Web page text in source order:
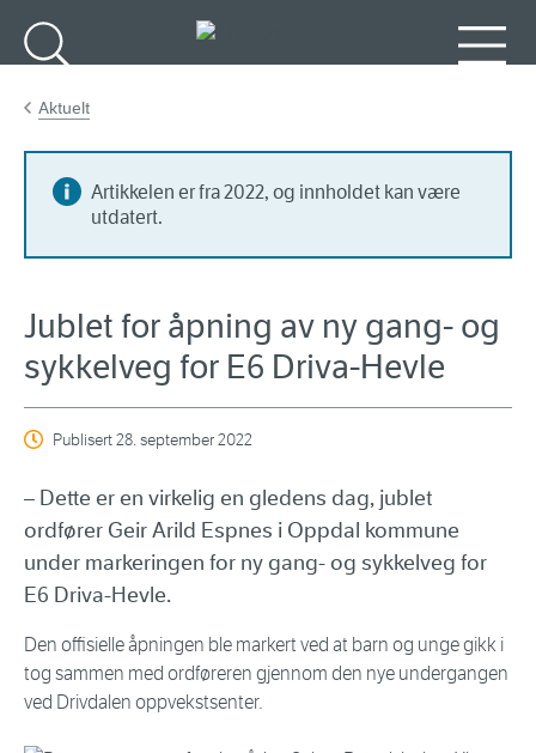
Aktuelt
Artikkelen er fra 2022, og innholdet kan være
utdatert.
Jublet for åpning av ny gang- og
sykkelveg for E6 Driva-Hevle
Publisert28. september 2022
– Dette er en virkelig en gledens dag, jublet
ordfører Geir Arild Espnes i Oppdal kommune
under markeringen for ny gang- og sykkelveg for
E6 Driva-Hevle.
Den offisielle åpningen ble markert ved at barn og unge gikk i
tog sammen med ordføreren gjennom den nye undergangen
ved Drivdalen oppvekstsenter.